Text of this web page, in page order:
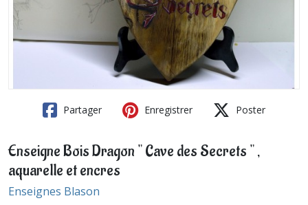
Partager Enregistrer Poster
Enseigne Bois Dragon " Cave des Secrets " ,
aquarelle et encres
Enseignes Blason